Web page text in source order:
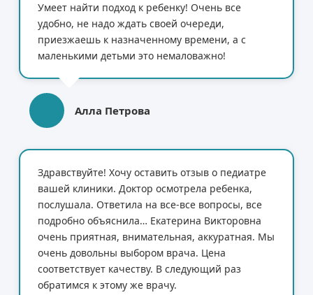
Умеет найти подход к ребенку! Очень все
удобно, не надо ждать своей очереди,
приезжаешь к назначенному времени, а с
маленькими детьми это немаловажно!
Алла Петрова
Здравствуйте! Хочу оставить отзыв о педиатре
вашей клиники. Доктор осмотрела ребенка,
послушала. Ответила на все-все вопросы, все
подробно объяснила… Екатерина Викторовна
очень приятная, внимательная, аккуратная. Мы
очень довольны выбором врача. Цена
соответствует качеству. В следующий раз
обратимся к этому же врачу.